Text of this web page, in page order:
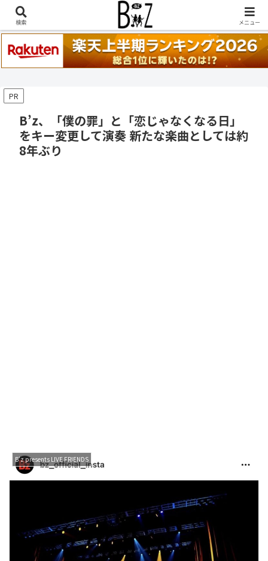
稲葉浩志『en-Zepp』『enⅣ』セトリ一覧はこちら
PR
B’z、「僕の罪」と「恋じゃなくなる日」
をキー変更して演奏 新たな楽曲としては約
8年ぶり
B'z presents LIVE FRIENDS
検索 メニュー